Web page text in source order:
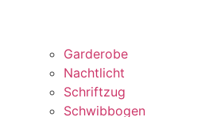
Garderobe
Nachtlicht
Schriftzug
Schwibbogen